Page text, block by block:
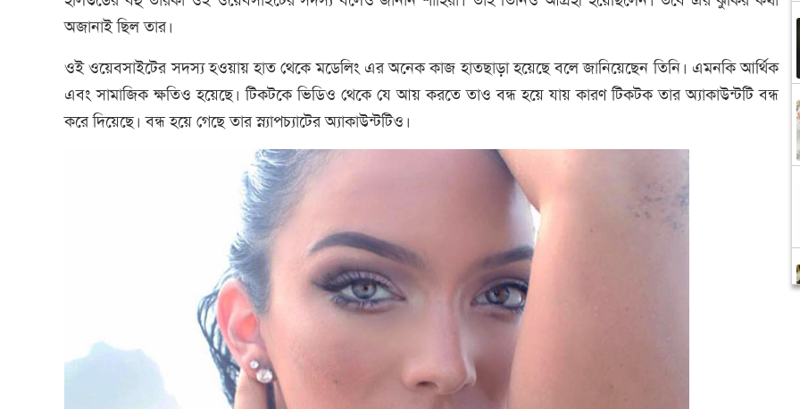
অজানাই ছিল তার।
ওই ওয়েবসাইটের সদস্য হওয়ায় হাত থেকে মডেলিং এর অনেক কাজ হাতছাড়া হয়েছে বলে জানিয়েছেন তিনি। এমনকি আর্থিক
এবং সামাজিক ক্ষতিও হয়েছে। টিকটকে ভিডিও থেকে যে আয় করতে তাও বন্ধ হয়ে যায় কারণ টিকটক তার অ্যাকাউন্টটি বন্ধ
করে দিয়েছে। বন্ধ হয়ে গেছে তার স্ন্যাপচ্যাটের অ্যাকাউন্টটিও।